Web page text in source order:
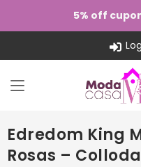
5% off
Edredom King
Rosas – Colloda